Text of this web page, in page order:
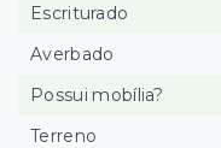
Escriturado
Averbado
Possui mobília?
Terreno